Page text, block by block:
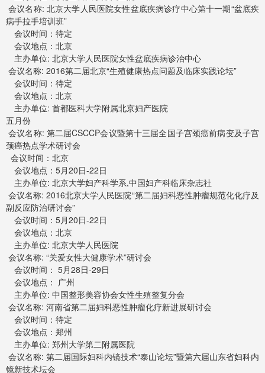
会议名称: 北京大学人民医院女性盆底疾病诊疗中心第十一期“盆底疾
病手拉手培训班”
会议时间：待定
会议地点：北京
主办单位: 北京大学人民医院女性盆底疾病诊治中心
会议名称: 2016第二届北京“生殖健康热点问题及临床实践论坛”
会议时间：待定
会议地点：北京
主办单位: 首都医科大学附属北京妇产医院
五月份
会议名称: 第二届CSCCP会议暨第十三届全国子宫颈癌前病变及子宫
颈癌热点学术研讨会
会议时间：北京
会议地点：5月20日-22日
主办单位: 北京大学妇产科学系,中国妇产科临床杂志社
会议名称: 2016北京大学人民医院“第二届妇科恶性肿瘤规范化化疗及
副反应防治研讨会”
会议时间：5月20日-22日
会议地点：北京
主办单位: 北京大学人民医院
会议名称: “关爱女性大健康学术”研讨会
会议时间： 5月28日-29日
会议地点： 广州
主办单位: 中国整形美容协会女性生殖整复分会
会议名称: 河南省第二届妇科恶性肿瘤化疗新进展研讨会
会议时间：待定
会议地点：郑州
主办单位: 郑州大学第二附属医院
会议名称: 第二届国际妇科内镜技术“泰山论坛”暨第六届山东省妇科内
镜新技术坛会